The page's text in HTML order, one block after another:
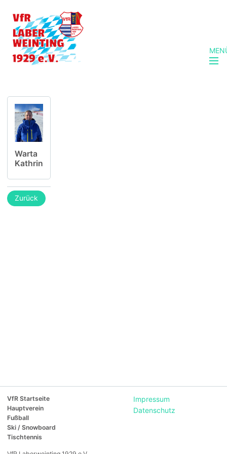
Warta
Kathrin
Zurück
VfR Startseite
Hauptverein
Fußball
Ski / Snowboard
Tischtennis
Impressum
Datenschutz